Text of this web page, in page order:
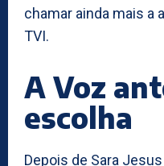
chamar ainda mais a
TVI.
A Voz
escolha
Depois de Sara